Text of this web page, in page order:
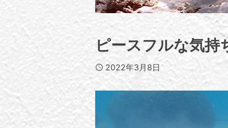
ピースフルな気持
Published
2022年3月8日